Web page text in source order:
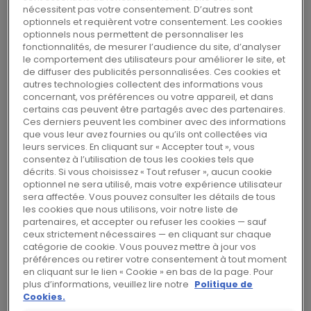
compter du 1er juillet 2015. Dans ce
nouveau poste de direction, il travaillera
en étroite relation avec les trois CEOs
des Régions, les dirigeants fonctionnels
et leurs équipes respectives afin
d’accélérer la transformation de Rexel et
le déploiement de sa stratégie. Thierry
Delarue sera membre du Comité
Exécutif du Groupe, rapportant
directement à Rudy Provoost, Président
Directeur Général.
Ayant précédemment occupé le poste de
Directeur de la Stratégie et du Business
Développement pour l’Asie-Pacifique et le
Japon chez Thomson Reuters, Thierry Delarue
apporte à Rexel une grande expérience en
nécessitent pas votre consentement. D’autres sont
optionnels et requièrent votre consentement. Les cookies
optionnels nous permettent de personnaliser les
fonctionnalités, de mesurer l’audience du site, d’analyser
le comportement des utilisateurs pour améliorer le site, et
de diffuser des publicités personnalisées. Ces cookies et
autres technologies collectent des informations vous
concernant, vos préférences ou votre appareil, et dans
certains cas peuvent être partagés avec des partenaires.
Ces derniers peuvent les combiner avec des informations
que vous leur avez fournies ou qu’ils ont collectées via
leurs services. En cliquant sur « Accepter tout », vous
consentez à l’utilisation de tous les cookies tels que
décrits. Si vous choisissez « Tout refuser », aucun cookie
optionnel ne sera utilisé, mais votre expérience utilisateur
sera affectée. Vous pouvez consulter les détails de tous
les cookies que nous utilisons, voir notre liste de
partenaires, et accepter ou refuser les cookies — sauf
ceux strictement nécessaires — en cliquant sur chaque
catégorie de cookie. Vous pouvez mettre à jour vos
préférences ou retirer votre consentement à tout moment
en cliquant sur le lien « Cookie » en bas de la page. Pour
plus d’informations, veuillez lire notre Politique de
Cookies.